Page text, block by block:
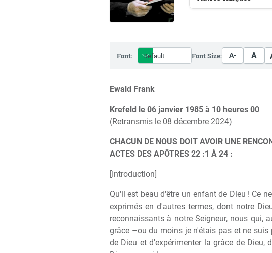
Font: Font Size: A- A
Ewald Frank
Krefeld le 06 janvier 1985 à 10 heures 00
(Retransmis le 08 décembre 2024)
CHACUN DE NOUS DOIT AVOIR UNE
ACTES DES APÔTRES 22 :1 À 24 :
[Introduction]
Qu'il est beau d'être un enfant de Dieu ! Ce
exprimés en d'autres termes, dont notre
reconnaissants à notre Seigneur, nous qui,
grâce –ou du moins je n'étais pas et ne
de Dieu et d'expérimenter la grâce de Dieu,